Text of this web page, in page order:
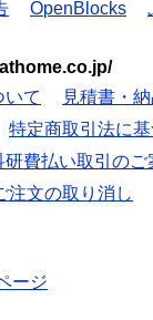
OpenBlocks
いて
見積書・
特定商取引法に
費払い取引のご
注文の取り消し
ージ